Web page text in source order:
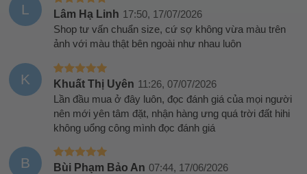
L Lâm Hạ Linh 17:50, 17/07/2026
Shop tư vấn chuẩn size, cứ sợ không vừa màu trên
ảnh với màu thật bên ngoài như nhau luôn
K Khuất Thị Uyên 11:26, 07/07/2026
Lần đầu mua ở đây luôn, đọc đánh giá của mọi người
nên mới yên tâm đặt, nhận hàng ưng quá trời đất hihi
không uổng công mình đọc đánh giá
B Bùi Phạm Bảo An 07:44, 17/06/2026